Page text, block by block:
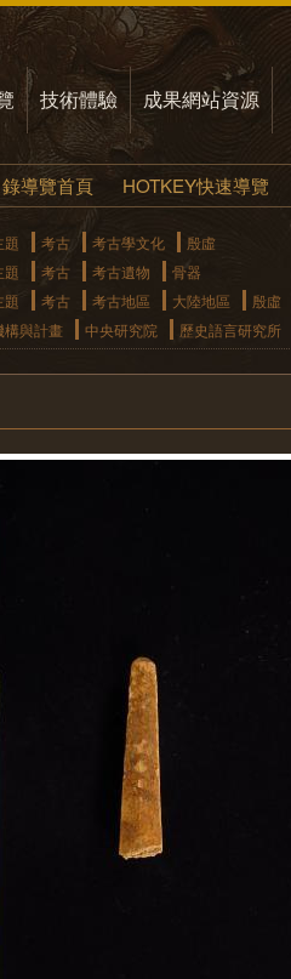
技術體驗 成果網站資源
錄導覽首頁 HOTKEY快速導覽
題 考古 考古學文化
殷虛
題 考古 考古遺物
骨器
題 考古 考古地區 大陸地區
殷虛
構與計畫 中央研究院 歷史語言研究所